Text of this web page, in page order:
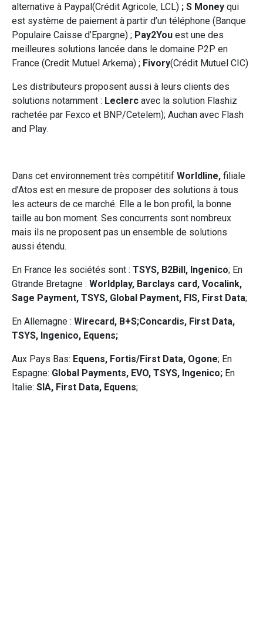
alternative à Paypal(Crédit Agricole, LCL) ; S Money qui
est système de paiement à partir d’un téléphone (Banque
Populaire Caisse d’Epargne) ; Pay2You est une des
meilleures solutions lancée dans le domaine P2P en
France (Credit Mutuel Arkema) ; Fivory(Crédit Mutuel CIC)
Les distributeurs proposent aussi à leurs clients des
solutions notamment : Leclerc avec la solution Flashiz
rachetée par Fexco et BNP/Cetelem); Auchan avec Flash
and Play.
Dans cet environnement très compétitif Worldline, filiale
d’Atos est en mesure de proposer des solutions à tous
les acteurs de ce marché. Elle a le bon profil, la bonne
taille au bon moment. Ses concurrents sont nombreux
mais ils ne proposent pas un ensemble de solutions
aussi étendu.
En France les sociétés sont : TSYS, B2Bill, Ingenico; En
Gtrande Bretagne : Worldplay, Barclays card, Vocalink,
Sage Payment, TSYS, Global Payment, FIS, First Data;
En Allemagne : Wirecard, B+S;Concardis, First Data,
TSYS, Ingenico, Equens;
Aux Pays Bas: Equens, Fortis/First Data, Ogone; En
Espagne: Global Payments, EVO, TSYS, Ingenico; En
Italie: SIA, First Data, Equens;